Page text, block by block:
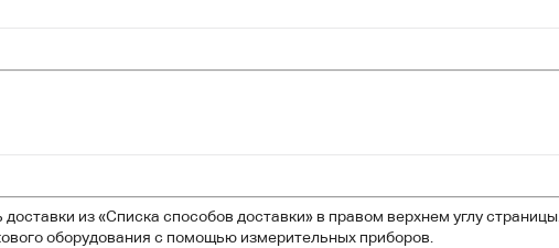
из «Списка способов доставки» в правом верхнем углу страницы.
оборудования с помощью измерительных приборов.